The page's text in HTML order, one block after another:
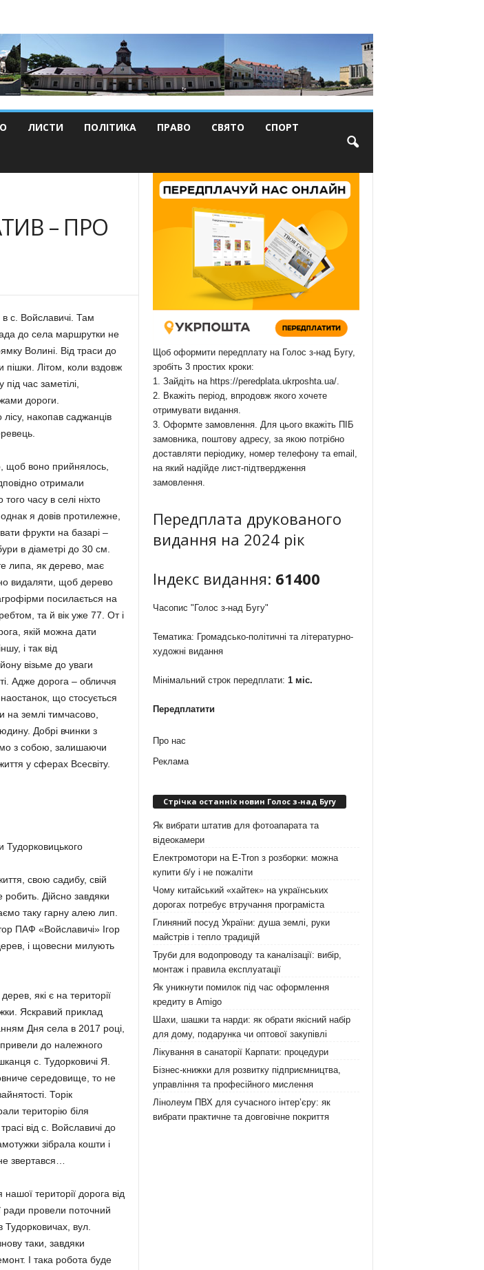
ЛИСТИ ПОЛІТИКА ПРАВО СВЯТО СПОРТ
– ПРО
с. Войславичі. Там
до села маршрутки не
Волині. Від траси до
пішки. Літом, коли вздовж
час заметілі,
дороги.
накопав саджанців
щоб воно прийнялось,
отримали
часу в селі ніхто
я довів протилежне,
фрукти на базарі –
в діаметрі до 30 см.
липа, як дерево, має
видаляти, щоб дерево
посилається на
та й вік уже 77. От і
якій можна дати
і так від
візьме до уваги
Адже дорога – обличчя
що стосується
землі тимчасово,
Добрі вчинки з
з собою, залишаючи
у сферах Всесвіту.
Тудорковицького
свою садибу, свій
робить. Дійсно завдяки
таку гарну алею лип.
ПАФ «Войславичі» Ігор
і щовесни милують
які є на території
Яскравий приклад
Дня села в 2017 році,
до належного
с. Тудорковичі Я.
середовище, то не
Торік
територію біля
від с. Войславичі до
зібрала кошти і
звертався…
території дорога від
ради провели поточний
Тудорковичах, вул.
таки, завдяки
І така робота буде
Щоб оформити передплату на Голос з-над Бугу,
зробіть 3 простих кроки:
1. Зайдіть на https://peredplata.ukrposhta.ua/.
2. Вкажіть період, впродовж якого хочете
отримувати видання.
3. Оформте замовлення. Для цього вкажіть ПІБ
замовника, поштову адресу, за якою потрібно
доставляти періодику, номер телефону та email,
на який надійде лист-підтвердження
замовлення.
Передплата друкованого
видання на 2024 рік
Індекс видання: 61400
Часопис "Голос з-над Бугу"
Тематика: Громадсько-політичні та літературно-
художні видання
Мінімальний строк передплати: 1 міс.
Передплатити
Про нас
Реклама
Стрічка останніх новин Голос з-над Бугу
Як вибрати штатив для фотоапарата та
відеокамери
Електромотори на E-Tron з розборки: можна
купити б/у і не пожаліти
Чому китайський «хайтек» на українських
дорогах потребує втручання програміста
Глиняний посуд України: душа землі, руки
майстрів і тепло традицій
Труби для водопроводу та каналізації: вибір,
монтаж і правила експлуатації
Як уникнути помилок під час оформлення
кредиту в Amigo
Шахи, шашки та нарди: як обрати якісний набір
для дому, подарунка чи оптової закупівлі
Лікування в санаторії Карпати: процедури
Бізнес-книжки для розвитку підприємництва,
управління та професійного мислення
Лінолеум ПВХ для сучасного інтер’єру: як
вибрати практичне та довговічне покриття